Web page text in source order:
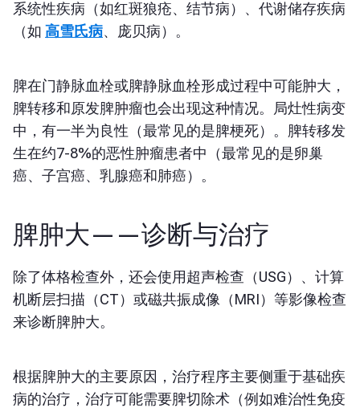
系统性疾病（如红斑狼疮、结节病）、代谢储存疾病
（如 高雪氏病、庞贝病）。
脾在门静脉血栓或脾静脉血栓形成过程中可能肿大，
脾转移和原发脾肿瘤也会出现这种情况。局灶性病变
中，有一半为良性（最常见的是脾梗死）。脾转移发
生在约7-8%的恶性肿瘤患者中（最常见的是卵巢
癌、子宫癌、乳腺癌和肺癌）。
脾肿大——诊断与治疗
除了体格检查外，还会使用超声检查（USG）、计算
机断层扫描（CT）或磁共振成像（MRI）等影像检查
来诊断脾肿大。
根据脾肿大的主要原因，治疗程序主要侧重于基础疾
病的治疗，治疗可能需要脾切除术（例如难治性免疫